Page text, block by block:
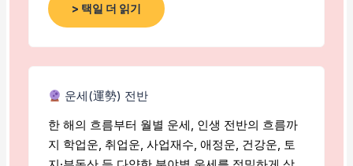
> 택일 더 읽기
운세(運勢) 전반
한 해의 흐름부터 월별 운세, 인생 전반의 흐름까
지 학업운, 취업운, 사업재수, 애정운, 건강운, 토